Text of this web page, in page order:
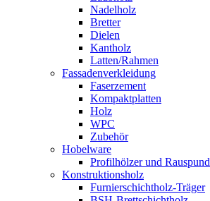
Nadelholz
Bretter
Dielen
Kantholz
Latten/Rahmen
Fassadenverkleidung
Faserzement
Kompaktplatten
Holz
WPC
Zubehör
Hobelware
Profilhölzer und Rauspund
Konstruktionsholz
Furnierschichtholz-Träger